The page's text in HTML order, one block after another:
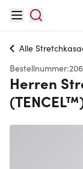
Alle
Bestellnummer:
Herren